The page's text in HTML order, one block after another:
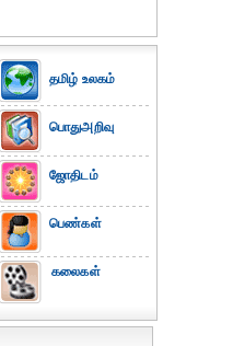
தமிழ் உலகம்
பொதுஅறிவு
ஜோதிடம்
பெண்கள்
கலைகள்